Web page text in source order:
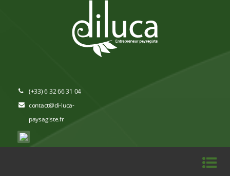
(+33) 6 32 66 31 04
contact@di-luca-
paysagiste.fr